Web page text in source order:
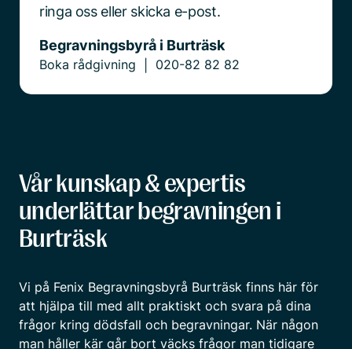
ringa oss eller skicka e-post.
Begravningsbyrå i Burträsk
Boka rådgivning 020-82 82 82
Vår kunskap & expertis
underlättar begravningen i
Burträsk
Vi på Fenix Begravningsbyrå Burträsk finns här för
att hjälpa till med allt praktiskt och svara på dina
frågor kring dödsfall och begravningar. När någon
man håller kär går bort väcks frågor man tidigare